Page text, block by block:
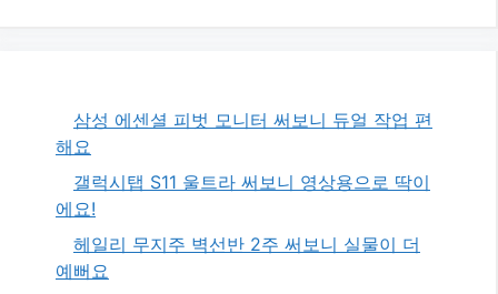
삼성 에센셜 피벗 모니터 써보니 듀얼 작업 편
해요
갤럭시탭 S11 울트라 써보니 영상용으로 딱이
에요!
헤일리 무지주 벽선반 2주 써보니 실물이 더
예뻐요